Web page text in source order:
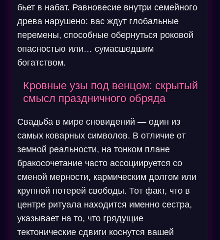
бьет в набат. Равновесие внутри семейного
древа нарушено: вас ждут глобальные
перемены, способные обернуться роковой
опасностью или… сумасшедшим
богатством.
Кровные узы под венцом: скрытый
смысл праздничного обряда
Свадьба в мире сновидений — один из
самых коварных символов. В отличие от
земной реальности, на тонком плане
бракосочетание часто ассоциируется со
сменой мерности, кармическим долгом или
крупной потерей свободы. Тот факт, что в
центре ритуала находится именно сестра,
указывает на то, что грядущие
тектонические сдвиги коснутся вашей